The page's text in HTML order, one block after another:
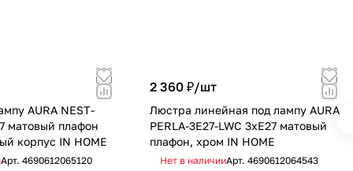
AURA NEST-
матовый плафон
корпус IN HOME
Арт. 4690612065120
2 360 ₽/шт
Люстра линейная под лампу AURA
PERLA-3E27-LWC 3хЕ27 матовый
плафон, хром IN HOME
Нет в наличииАрт. 4690612064543